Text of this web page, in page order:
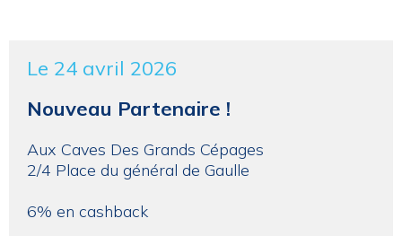
Le 24 avril 2026
Nouveau Partenaire !
Aux Caves Des Grands Cépages
2/4 Place du général de Gaulle
6% en cashback